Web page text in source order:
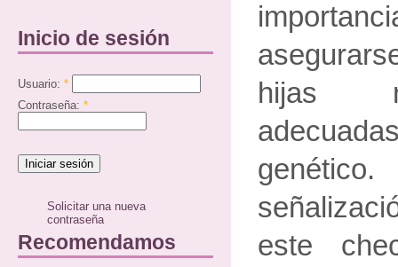
Inicio de sesión
Usuario: *
Contraseña: *
Solicitar una nueva
contraseña
Recomendamos
hijas
este